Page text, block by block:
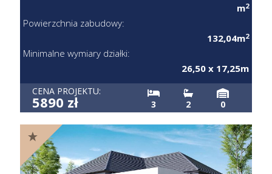
m2
Powierzchnia zabudowy:
132,04m2
Minimalne wymiary działki:
26,50 x 17,25m
CENA PROJEKTU:
5890 zł 3 2 0